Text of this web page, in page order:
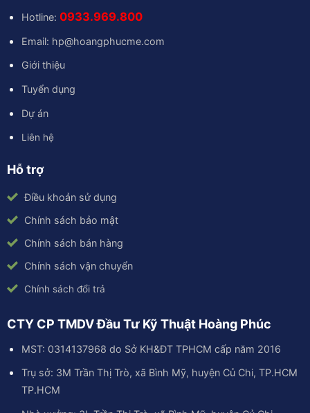
Hotline: 0933.969.800
Email: hp@hoangphucme.com
Giới thiệu
Tuyển dụng
Dự án
Liên hệ
Hỗ trợ
Điều khoản sử dụng
Chính sách bảo mật
Chính sách bán hàng
Chính sách vận chuyển
Chính sách đổi trả
CTY CP TMDV Đầu Tư Kỹ Thuật Hoàng Phúc
MST: 0314137968 do Sở KH&ĐT TPHCM cấp năm 2016
Trụ sở: 3M Trần Thị Trò, xã Bình Mỹ, huyện Củ Chi, TP.HCM
TP.HCM